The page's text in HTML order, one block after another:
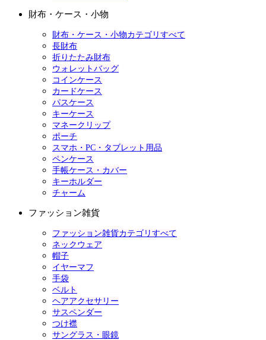
財布・ケース・小物
財布・ケース・小物カテゴリすべて
長財布
折りたたみ財布
ウォレットバッグ
コインケース
カードケース
パスケース
キーケース
マネークリップ
ポーチ
スマホ・PC・タブレット用品
ペンケース
手帳ケース・カバー
キーホルダー
チャーム
ファッション雑貨
ファッション雑貨カテゴリすべて
ネックウェア
帽子
イヤーマフ
手袋
ベルト
ヘアアクセサリー
サスペンダー
つけ襟
サングラス・眼鏡